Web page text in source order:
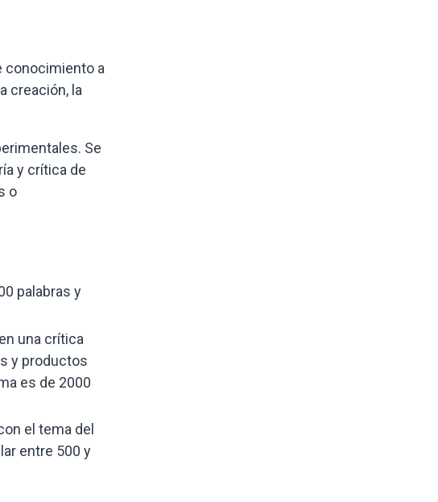
conocimiento a
creación, la
Se
y crítica de
o
palabras y
una crítica
y productos
es de 2000
el tema del
entre 500 y